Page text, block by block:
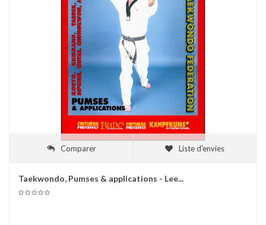
Comparer Liste d'envies
Taekwondo, Pumses & applications - Lee...